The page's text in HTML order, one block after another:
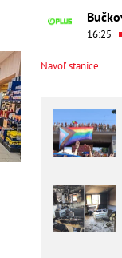
16:25
Navoľ stanice